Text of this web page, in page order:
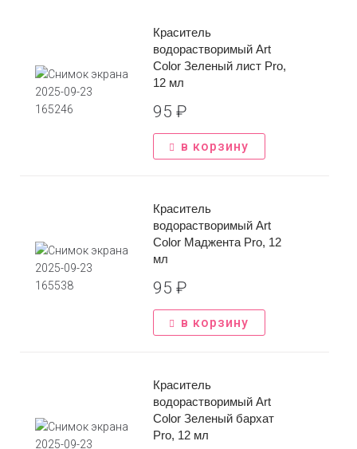
Краситель
водорастворимый Art
Color Зеленый лист Pro,
12 мл
95 ₽
в корзину
Краситель
водорастворимый Art
Color Маджента Pro, 12
мл
95 ₽
в корзину
Краситель
водорастворимый Art
Color Зеленый бархат
Pro, 12 мл
Заказать звонок
Имя*
Отправить
Задать вопрос
Телефон*